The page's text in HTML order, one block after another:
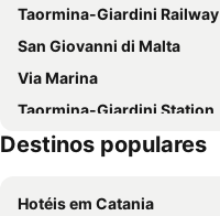
Hotel Solemar
Hotel Donna Rosa
Baia Taormina – CDSHotels
Hotel La Lampara
Charm Airport
Taormina-Giardini Railway Station
San Giovanni di Malta
Via Marina
Taormina-Giardini Station
Tindari
Festa della Madonna delle Nevi
Destinos populares
Hotéis em Catania